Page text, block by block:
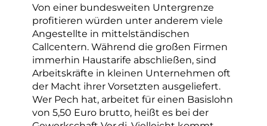
Von einer bundesweiten Untergrenze
profitieren würden unter anderem viele
Angestellte in mittelständischen
Callcentern. Während die großen Firmen
immerhin Haustarife abschließen, sind
Arbeitskräfte in kleinen Unternehmen oft
der Macht ihrer Vorsetzten ausgeliefert.
Wer Pech hat, arbeitet für einen Basislohn
von 5,50 Euro brutto, heißt es bei der